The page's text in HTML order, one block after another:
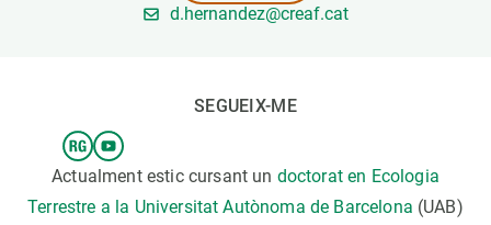
d.hernandez@creaf.cat
SEGUEIX-ME
Actualment estic cursant un doctorat en Ecologia
Terrestre a la Universitat Autònoma de Barcelona (UAB)